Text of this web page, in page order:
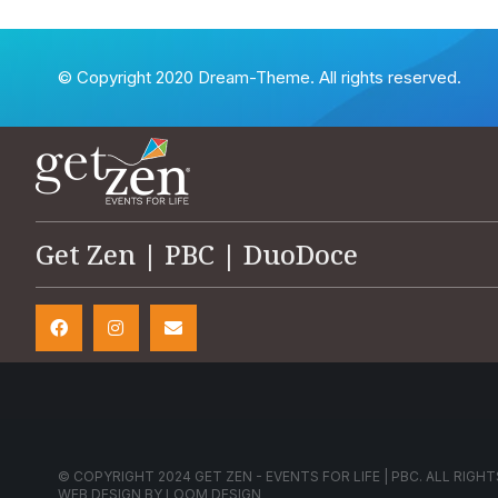
© Copyright 2020 Dream-Theme. All rights reserved.
Get Zen | PBC | DuoDoce
© COPYRIGHT 2024 GET ZEN - EVENTS FOR LIFE | PBC. ALL
WEB DESIGN BY LOOM DESIGN